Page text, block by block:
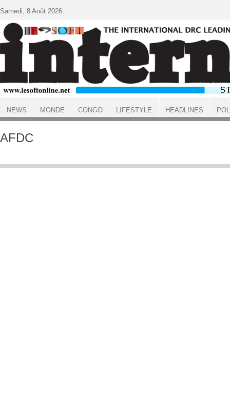
ACCUEIL
AFDC
Samedi, 8 Août 2026
NEWS MONDE CONGO LIFESTYLE HEADLINES